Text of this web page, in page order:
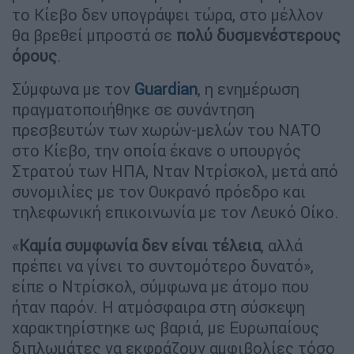
το Κίεβο δεν υπογράψει τώρα, στο μέλλον
θα βρεθεί μπροστά σε πολύ δυσμενέστερους
όρους.
Σύμφωνα με τον Guardian, η ενημέρωση
πραγματοποιήθηκε σε συνάντηση
πρεσβευτών των χωρών-μελών του ΝΑΤΟ
στο Κίεβο, την οποία έκανε ο υπουργός
Στρατού των ΗΠΑ, Νταν Ντρίσκολ, μετά από
συνομιλίες με τον Ουκρανό πρόεδρο και
τηλεφωνική επικοινωνία με τον Λευκό Οίκο.
«Καμία συμφωνία δεν είναι τέλεια, αλλά
πρέπει να γίνει το συντομότερο δυνατό»,
είπε ο Ντρίσκολ, σύμφωνα με άτομο που
ήταν παρόν. Η ατμόσφαιρα στη σύσκεψη
χαρακτηρίστηκε ως βαριά, με Ευρωπαίους
διπλωμάτες να εκφράζουν αμφιβολίες τόσο